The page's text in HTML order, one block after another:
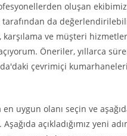
oluşan
da
karşılama ve müşteri
Öneriler, yıllarca
çevrimiçi kumarhaneleri
uygun olanı seçin ve
açıkladığımız yeni